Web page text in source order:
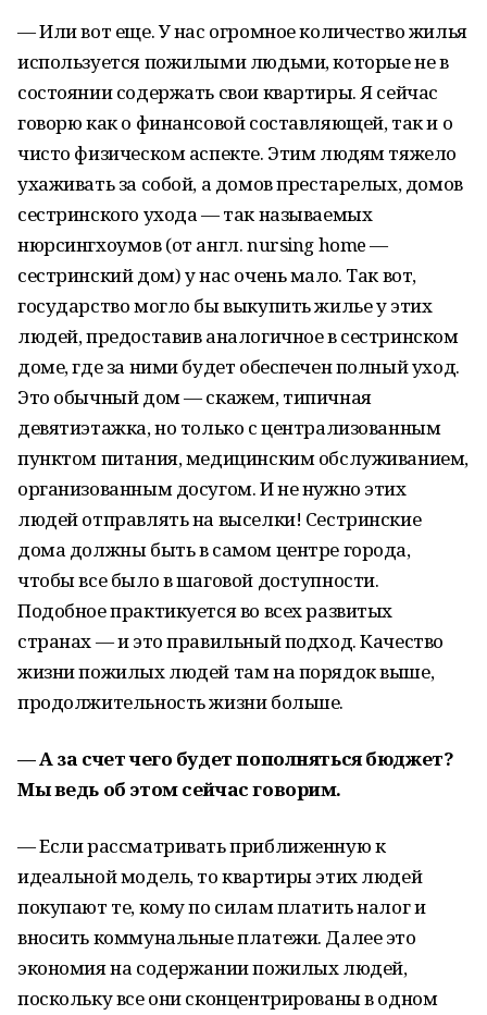
— Или вот еще. У нас огромное количество жилья
используется пожилыми людьми, которые не в
состоянии содержать свои квартиры. Я сейчас
говорю как о финансовой составляющей, так и о
чисто физическом аспекте. Этим людям тяжело
ухаживать за собой, а домов престарелых, домов
сестринского ухода — так называемых
нюрсингхоумов (от англ. nursing home —
сестринский дом) у нас очень мало. Так вот,
государство могло бы выкупить жилье у этих
людей, предоставив аналогичное в сестринском
доме, где за ними будет обеспечен полный уход.
Это обычный дом — скажем, типичная
девятиэтажка, но только с централизованным
пунктом питания, медицинским обслуживанием,
организованным досугом. И не нужно этих
людей отправлять на выселки! Сестринские
дома должны быть в самом центре города,
чтобы все было в шаговой доступности.
Подобное практикуется во всех развитых
странах — и это правильный подход. Качество
жизни пожилых людей там на порядок выше,
продолжительность жизни больше.
— А за счет чего будет пополняться бюджет?
Мы ведь об этом сейчас говорим.
— Если рассматривать приближенную к
идеальной модель, то квартиры этих людей
покупают те, кому по силам платить налог и
вносить коммунальные платежи. Далее это
экономия на содержании пожилых людей,
поскольку все они сконцентрированы в одном